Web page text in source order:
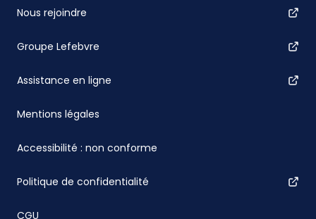
Nous rejoindre
Groupe Lefebvre
Assistance en ligne
Mentions légales
Accessibilité : non conforme
Politique de confidentialité
CGU